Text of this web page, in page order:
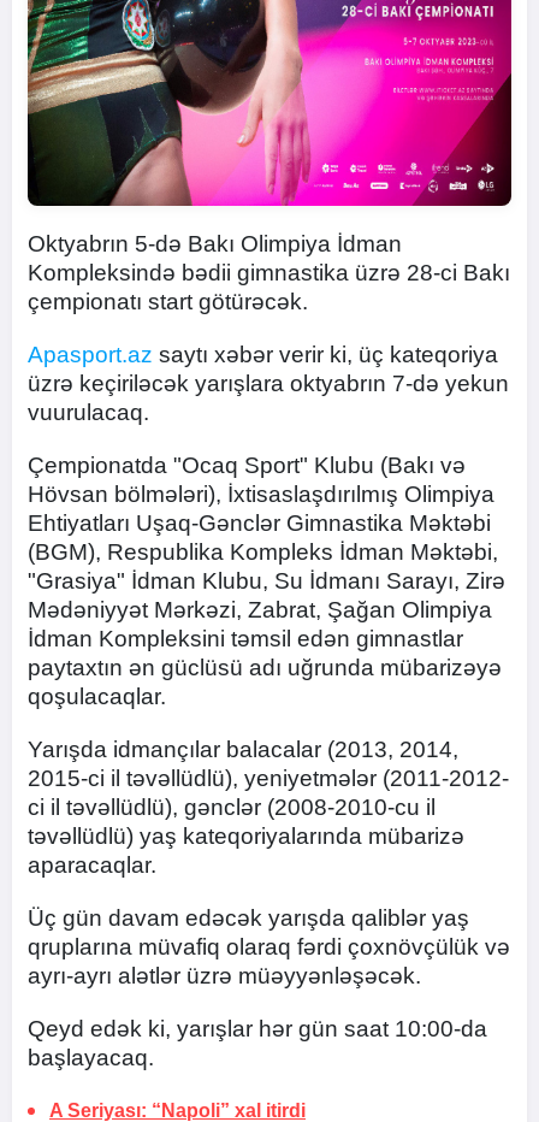
Oktyabrın 5-də Bakı Olimpiya İdman
Kompleksində bədii gimnastika üzrə 28-ci Bakı
çempionatı start götürəcək.
Apasport.az saytı xəbər verir ki, üç kateqoriya
üzrə keçiriləcək yarışlara oktyabrın 7-də yekun
vuurulacaq.
Çempionatda "Ocaq Sport" Klubu (Bakı və
Hövsan bölmələri), İxtisaslaşdırılmış Olimpiya
Ehtiyatları Uşaq-Gənclər Gimnastika Məktəbi
(BGM), Respublika Kompleks İdman Məktəbi,
"Grasiya" İdman Klubu, Su İdmanı Sarayı, Zirə
Mədəniyyət Mərkəzi, Zabrat, Şağan Olimpiya
İdman Kompleksini təmsil edən gimnastlar
paytaxtın ən güclüsü adı uğrunda mübarizəyə
qoşulacaqlar.
Yarışda idmançılar balacalar (2013, 2014,
2015-ci il təvəllüdlü), yeniyetmələr (2011-2012-
ci il təvəllüdlü), gənclər (2008-2010-cu il
təvəllüdlü) yaş kateqoriyalarında mübarizə
aparacaqlar.
Üç gün davam edəcək yarışda qaliblər yaş
qruplarına müvafiq olaraq fərdi çoxnövçülük və
ayrı-ayrı alətlər üzrə müəyyənləşəcək.
Qeyd edək ki, yarışlar hər gün saat 10:00-da
başlayacaq.
A Seriyası: “Napoli” xal itirdi